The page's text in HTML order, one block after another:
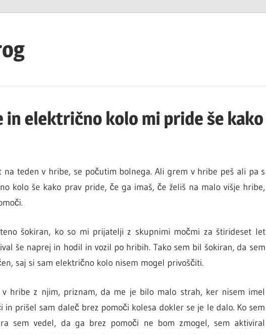
in električno kolo mi pride še kako
teden v hribe, se počutim bolnega. Ali grem v hribe peš ali pa s
kolo še kako prav pride, če ga imaš, če želiš na malo višje hribe,
šokiran, ko so mi prijatelji z skupnimi močmi za štirideset let
še naprej in hodil in vozil po hribih. Tako sem bil šokiran, da sem
saj si sam električno kolo nisem mogel privoščiti.
hribe z njim, priznam, da me je bilo malo strah, ker nisem imel
in prišel sam daleč brez pomoči kolesa dokler se je le dalo. Ko sem
sem vedel, da ga brez pomoči ne bom zmogel, sem aktiviral